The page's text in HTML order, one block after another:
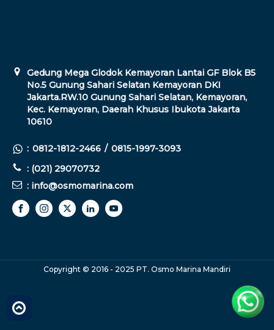
Gedung Mega Glodok Kemayoran Lantai GF Blok B5
No.5 Gunung Sahari Selatan Kemayoran DKI
Jakarta.RW.10 Gunung Sahari Selatan, Kemayoran,
Kec. Kemayoran, Daerah Khusus Ibukota Jakarta
10610
: 0812-1812-2466 / 0815-1997-3093
: (021) 29070732
: info@osmomarina.com
Copyright © 2016 - 2025 PT. Osmo Marina Mandiri